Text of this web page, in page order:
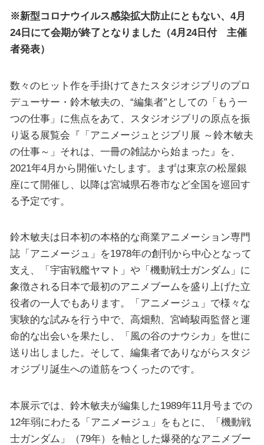
※新型コロナウイルス感染拡大防止にともない、4月
24日にて会期が終了となりました（4月24日付 主催
者発表）
数々のヒット作を手掛けてきたスタジオジブリのプロ
デューサー・鈴木敏夫の、“編集者”としての「もう一
つの仕事」に焦点をあて、スタジオジブリの原点を振
り返る展覧会『「アニメージュとジブリ展 ～鈴木敏夫
の仕事～」それは、一冊の雑誌から始まった』を、
2021年4月から開催いたします。まずは東京の松屋銀
座にて開催し、以降は宮城県石巻市など全国を巡回す
る予定です。
鈴木敏夫は日本初の本格的な商業アニメーション専門
誌「アニメージュ」を1978年の創刊から中心となって
支え、「宇宙戦艦ヤマト」や「機動戦士ガンダム」に
象徴される日本で最初のアニメブームを盛り上げた立
役者の一人でもあります。「アニメージュ」で様々な
実験的な試みを行う中で、高畑勲、宮崎駿両監督と運
命的な出会いを果たし、「風の谷のナウシカ」を世に
送り出しました。そして、編集者でありながらスタジ
オジブリ誕生への道筋をつくったのです。
本展示では、鈴木敏夫が編集した1989年11月号までの
12年弱にわたる「アニメージュ」をもとに、「機動戦
士ガンダム」（79年）を軸とした爆発的なアニメブー